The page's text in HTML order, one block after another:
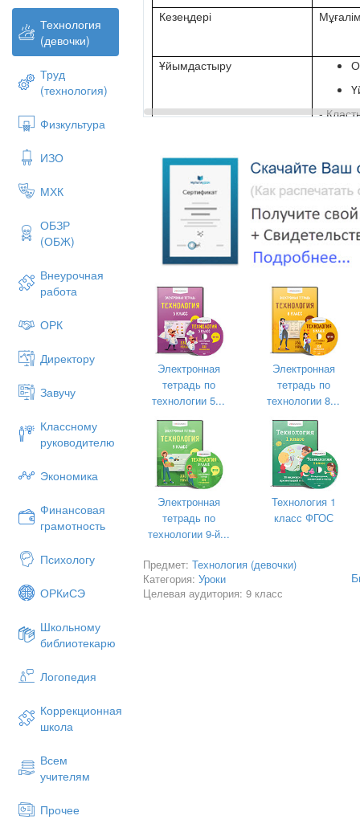
Технология
(девочки)
Труд
(технология)
Физкультура
ИЗО
МХК
ОБЗР
(ОБЖ)
Внеурочная
работа
ОРК
Директору
Завучу
Классному
руководителю
Экономика
Финансовая
грамотность
Психологу
ОРКиСЭ
Школьному
библиотекарю
Логопедия
Коррекционная
школа
Всем
учителям
Прочее
Кезеңдері
Ұйымдастыру
-
Қызығушылығын ояту
Мағынаны тану
қойған
Бисер-
-
Электронная
тетрадь по
технологии 5...
Электронная
тетрадь по
технологии 8...
Электронная
тетрадь по
технологии 9-й...
Технология 1
класс ФГОС
Предмет:Технология (девочки)
Категория:Уроки
Целевая аудитория: 9 класс